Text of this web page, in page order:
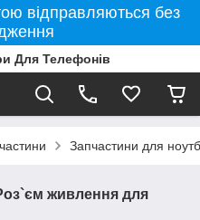
відправляються без
Для Телефонів
Запчастини для
живлення для